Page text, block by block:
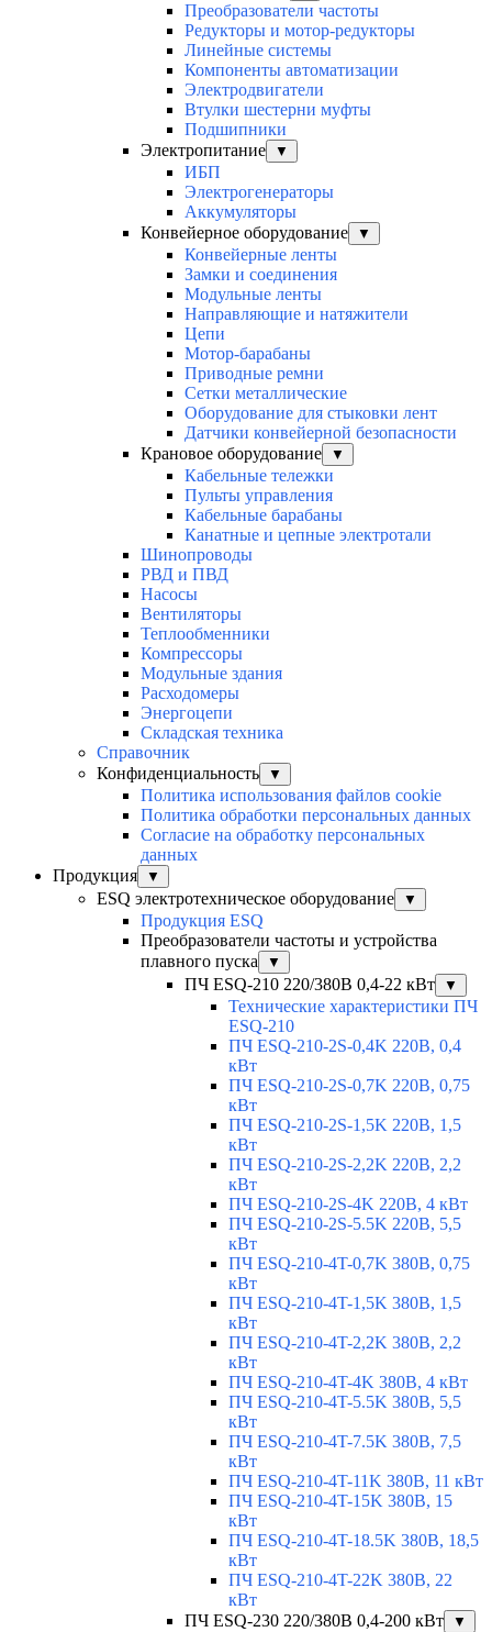
Преобразователи частоты
Редукторы и мотор-редукторы
Линейные системы
Компоненты автоматизации
Электродвигатели
Втулки шестерни муфты
Подшипники
Электропитание
▼
ИБП
Электрогенераторы
Аккумуляторы
Конвейерное оборудование
▼
Конвейерные ленты
Замки и соединения
Модульные ленты
Направляющие и натяжители
Цепи
Мотор-барабаны
Приводные ремни
Сетки металлические
Оборудование для стыковки лент
Датчики конвейерной безопасности
Крановое оборудование
▼
Кабельные тележки
Пульты управления
Кабельные барабаны
Канатные и цепные электротали
Шинопроводы
РВД и ПВД
Насосы
Вентиляторы
Теплообменники
Компрессоры
Модульные здания
Расходомеры
Энергоцепи
Складская техника
Справочник
Конфиденциальность
▼
Политика использования файлов cookie
Политика обработки персональных данных
Согласие на обработку персональных
данных
Продукция
▼
ESQ электротехническое оборудование ▼
Продукция ESQ
Преобразователи частоты и устройства
плавного пуска
▼
ПЧ ESQ-210 220/380В 0,4-22 кВт ▼
Технические характеристики ПЧ
ESQ-210
ПЧ ESQ-210-2S-0,4K 220В, 0,4
кВт
ПЧ ESQ-210-2S-0,7K 220В, 0,75
кВт
ПЧ ESQ-210-2S-1,5K 220В, 1,5
кВт
ПЧ ESQ-210-2S-2,2K 220В, 2,2
кВт
ПЧ ESQ-210-2S-4K 220В, 4 кВт
ПЧ ESQ-210-2S-5.5K 220В, 5,5
кВт
ПЧ ESQ-210-4T-0,7K 380В, 0,75
кВт
ПЧ ESQ-210-4T-1,5K 380В, 1,5
кВт
ПЧ ESQ-210-4T-2,2K 380В, 2,2
кВт
ПЧ ESQ-210-4T-4K 380В, 4 кВт
ПЧ ESQ-210-4T-5.5K 380В, 5,5
кВт
ПЧ ESQ-210-4T-7.5K 380В, 7,5
кВт
ПЧ ESQ-210-4T-11K 380В, 11 кВт
ПЧ ESQ-210-4T-15K 380В, 15
кВт
ПЧ ESQ-210-4T-18.5K 380В, 18,5
кВт
ПЧ ESQ-210-4T-22K 380В, 22
кВт
ПЧ ESQ-230 220/380В 0,4-200 кВт
▼